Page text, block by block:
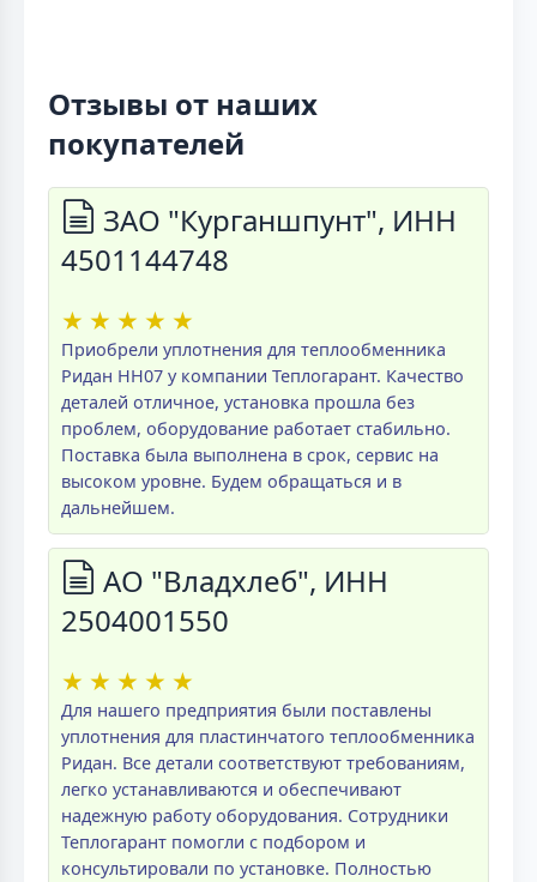
Отзывы от наших
покупателей
ЗАО "Курганшпунт", ИНН
4501144748
★ ★ ★ ★ ★
Приобрели уплотнения для теплообменника
Ридан НН07 у компании Теплогарант. Качество
деталей отличное, установка прошла без
проблем, оборудование работает стабильно.
Поставка была выполнена в срок, сервис на
высоком уровне. Будем обращаться и в
дальнейшем.
АО "Владхлеб", ИНН
2504001550
★ ★ ★ ★ ★
Для нашего предприятия были поставлены
уплотнения для пластинчатого теплообменника
Ридан. Все детали соответствуют требованиям,
легко устанавливаются и обеспечивают
надежную работу оборудования. Сотрудники
Теплогарант помогли с подбором и
консультировали по установке. Полностью